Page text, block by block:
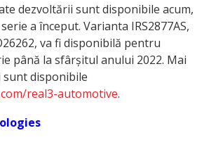
dezvoltării sunt disponibile acum,
a început. Varianta IRS2877AS,
va fi disponibilă pentru
până la sfârșitul anului 2022. Mai
disponibile
real3-automotive.